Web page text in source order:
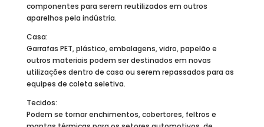
componentes para serem reutilizados em outros
aparelhos pela indústria.
Casa:
Garrafas PET, plástico, embalagens, vidro, papelão e
outros materiais podem ser destinados em novas
utilizações dentro de casa ou serem repassados para as
equipes de coleta seletiva.
Tecidos:
Podem se tornar enchimentos, cobertores, feltros e